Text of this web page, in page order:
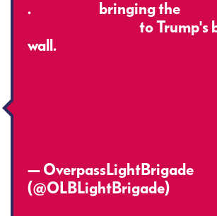
.
bringing the
to Trump's
wall.
— OverpassLightBrigade
(@OLBLightBrigade)